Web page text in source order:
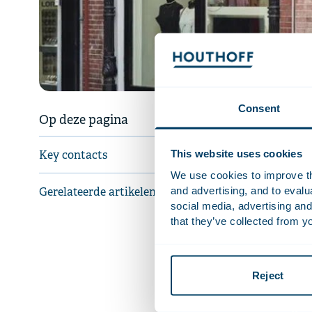
Consent
This website uses cookies
We use cookies to improve
and advertising, and to
social media, advertising
that they’ve collected from
Reject
Op deze pagina
Key contacts
Gerelateerde artikelen
My
Benelux,
40 winkels
Europese
De
versnellen.
My